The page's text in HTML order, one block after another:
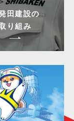
田建設の
り組み